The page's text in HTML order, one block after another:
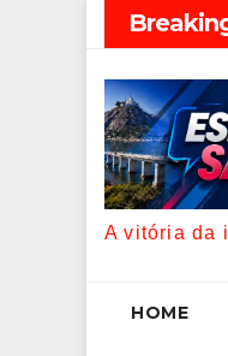
Osso” interrompe
A vitória da
HOME